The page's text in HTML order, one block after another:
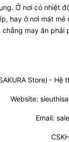
Ở nơi có nhiệt
hay ở nơi mát mẻ
may ăn
Store) - Hệ
Website:
Email: